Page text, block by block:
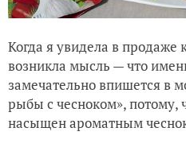
Когда я увидела в продаже
возникла мысль — что
замечательно впишется в
рыбы с чесноком», потому,
насыщен ароматным